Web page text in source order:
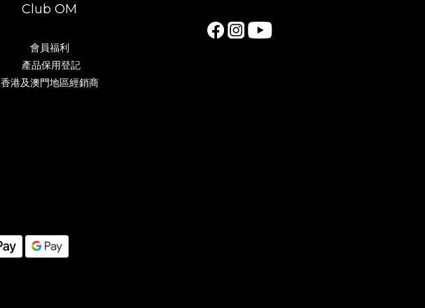
Club OM
會員福利
產品保用登記
香港及澳門地區經銷商